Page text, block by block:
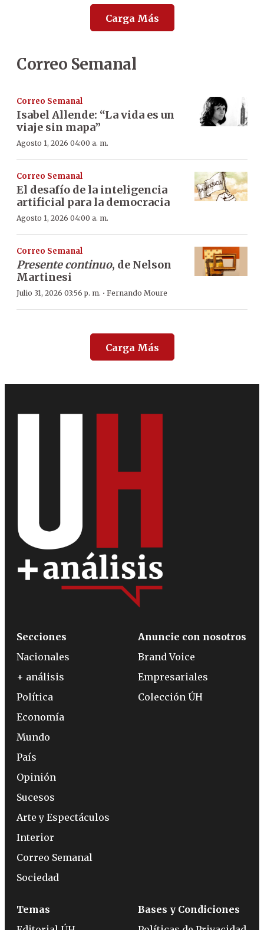
Carga Más
Correo Semanal
Correo Semanal
Isabel Allende: “La vida es un
viaje sin mapa”
Agosto 1, 2026 04:00 a. m.
Correo Semanal
El desafío de la inteligencia
artificial para la democracia
Agosto 1, 2026 04:00 a. m.
Correo Semanal
Presente continuo, de Nelson
Martinesi
Julio 31, 2026 03:56 p. m. · Fernando Moure
Carga Más
Secciones
Nacionales
+ análisis
Política
Economía
Mundo
País
Opinión
Sucesos
Arte y Espectáculos
Interior
Correo Semanal
Sociedad
Anuncie con nosotros
Brand Voice
Empresariales
Colección ÚH
Temas
Bases y Condiciones